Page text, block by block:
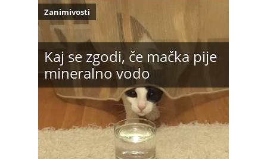
Kaj se zgodi, če mačka pije
mineralno vodo
Zanimivosti